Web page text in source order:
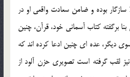
بوده و ضامن سعادت واقعي او در
برگفته کتاب آسماني خود، قرآن، چنين
ديگر، عده اي چنين ادعا کرده اند که
لقب گرفته است تصويري حزن آلود از